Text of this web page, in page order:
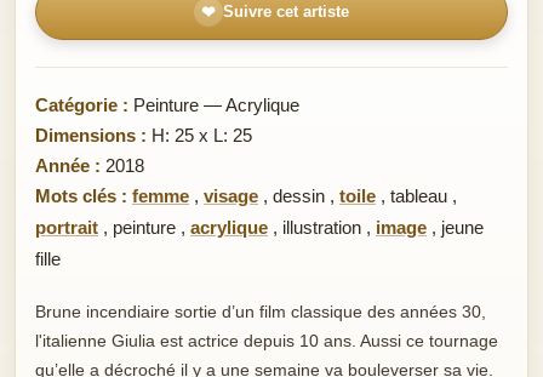
❤ Suivre cet artiste
Catégorie : Peinture — Acrylique
Dimensions : H: 25 x L: 25
Année : 2018
Mots clés : femme , visage , dessin , toile , tableau ,
portrait , peinture , acrylique , illustration , image , jeune
fille
Brune incendiaire sortie d’un film classique des années 30,
l'italienne Giulia est actrice depuis 10 ans. Aussi ce tournage
qu’elle a décroché il y a une semaine va bouleverser sa vie.